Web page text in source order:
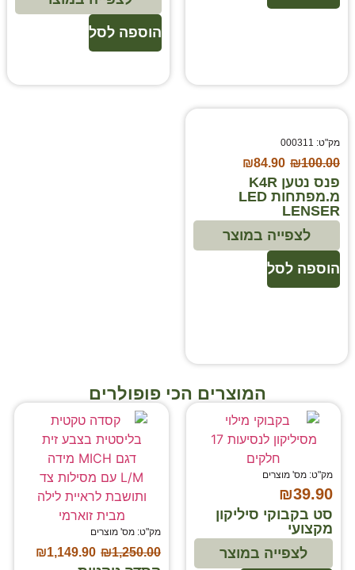
הוספה לסל
מק"ט: 000311
₪100.00
₪84.90
פנס נטען K4R
מ.מפתחות LED
LENSER
הוספה לסל
לצפייה במוצר
המוצרים הכי פופולרים
מק"ט: מס' מוצרים
₪39.90
סט בקבוקי סיליקון
מקצועי
לצפייה במוצר
מק"ט: מס' מוצרים
₪1,250.00
₪1,149.90